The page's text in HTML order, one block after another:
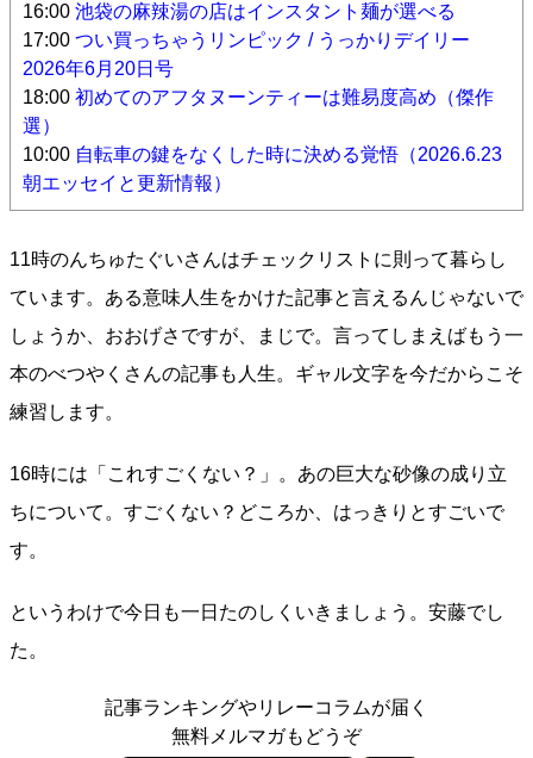
16:00 池袋の麻辣湯の店はインスタント麺が選べる
17:00 つい買っちゃうリンピック / うっかりデイリー
2026年6月20日号
18:00 初めてのアフタヌーンティーは難易度高め（傑作
選）
10:00 自転車の鍵をなくした時に決める覚悟（2026.6.23
朝エッセイと更新情報）
11時のんちゅたぐいさんはチェックリストに則って暮らし
ています。ある意味人生をかけた記事と言えるんじゃないで
しょうか、おおげさですが、まじで。言ってしまえばもう一
本のべつやくさんの記事も人生。ギャル文字を今だからこそ
練習します。
16時には「これすごくない？」。あの巨大な砂像の成り立
ちについて。すごくない？どころか、はっきりとすごいで
す。
というわけで今日も一日たのしくいきましょう。安藤でし
た。
記事ランキングやリレーコラムが届く
無料メルマガもどうぞ